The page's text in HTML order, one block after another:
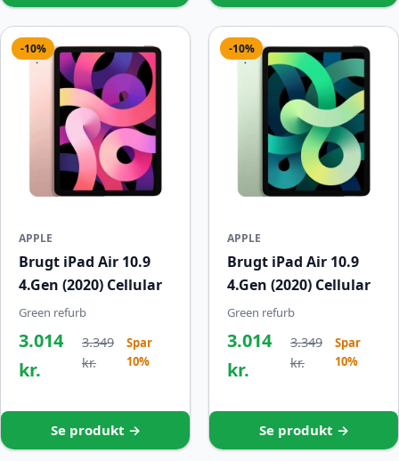
-10%
APPLE
Brugt iPad Air 10.9
4.Gen (2020) Cellular
Green refurb
3.014
kr.
3.349
kr.
Spar
10%
Se produkt →
-10%
APPLE
Brugt iPad Air 10.9
4.Gen (2020) Cellular
Green refurb
3.014
kr.
3.349
kr.
Spar
10%
Se produkt →